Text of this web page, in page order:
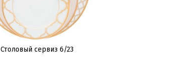
Столовый сервиз 6/23